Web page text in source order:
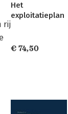
rij
Het
exploitatieplan
€ 74,50